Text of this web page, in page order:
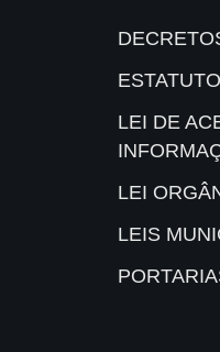
LEI DE
LEI
LEIS